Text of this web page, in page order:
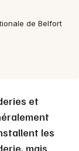
de Belfort
et
les
mais